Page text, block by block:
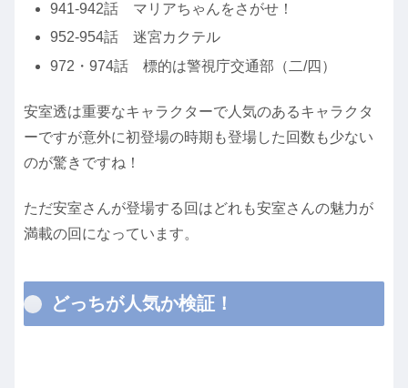
941-942話 マリアちゃんをさがせ！
952-954話 迷宮カクテル
972・974話 標的は警視庁交通部（二/四）
安室透は重要なキャラクターで人気のあるキャラクタ
ーですが意外に初登場の時期も登場した回数も少ない
のが驚きですね！
ただ安室さんが登場する回はどれも安室さんの魅力が
満載の回になっています。
どっちが人気か検証！